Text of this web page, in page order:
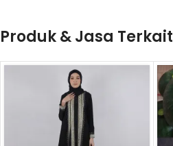
Produk & Jasa Terkait